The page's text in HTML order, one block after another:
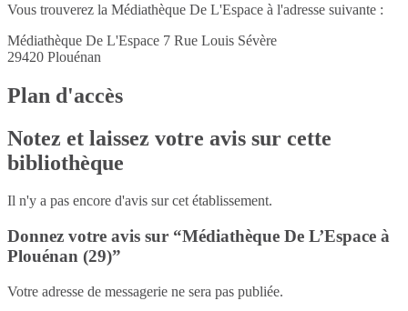
Vous trouverez la Médiathèque De L'Espace à l'adresse suivante :
Médiathèque De L'Espace 7 Rue Louis Sévère
29420 Plouénan
Plan d'accès
Notez et laissez votre avis sur cette
bibliothèque
Il n'y a pas encore d'avis sur cet établissement.
Donnez votre avis sur “Médiathèque De L’Espace à
Plouénan (29)”
Votre adresse de messagerie ne sera pas publiée.